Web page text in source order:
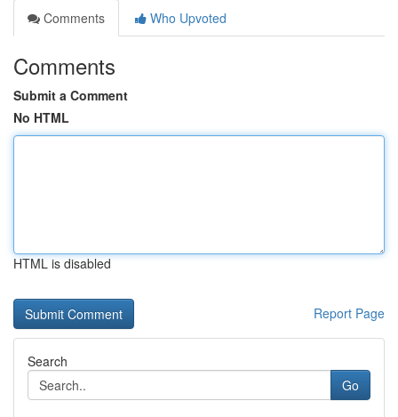
Comments
Who Upvoted
Comments
Submit a Comment
No HTML
HTML is disabled
Report Page
Search
Go